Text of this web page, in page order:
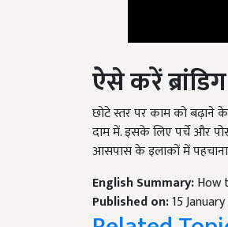
ऐसे करें ब्रांडिग
छोटे स्तर पर काम को बढ़ाने
दाम में. इसके लिए पर्चे और
आसपास के इलाकों में पहचाना
English Summary:How
Published on:15